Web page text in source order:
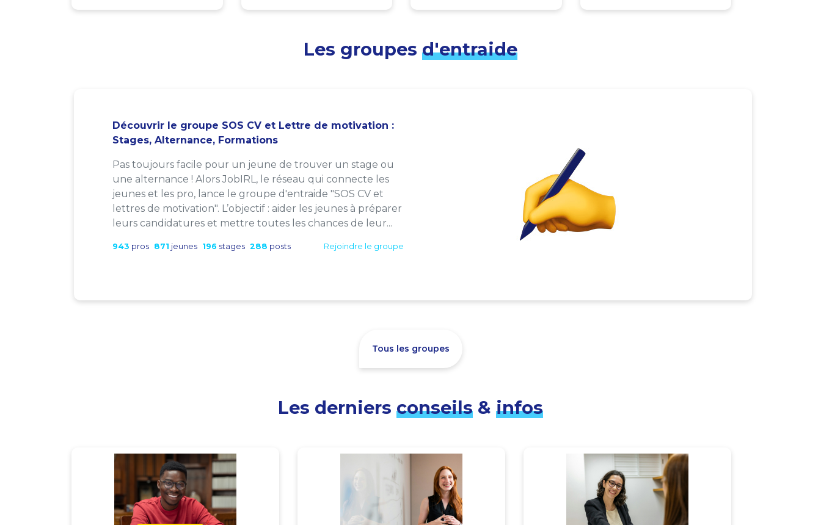
Les groupes d'entraide
Découvrir le groupe SOS CV et Lettre de motivation :
Stages, Alternance, Formations
Pas toujours facile pour un jeune de trouver un stage ou
une alternance ! Alors JobIRL, le réseau qui connecte les
jeunes et les pro, lance le groupe d'entraide "SOS CV et
lettres de motivation". L’objectif : aider les jeunes à préparer
leurs candidatures et mettre toutes les chances de leur...
943 pros 871 jeunes 196 stages 288 posts Rejoindre le groupe
Tous les groupes
Les derniers conseils & infos